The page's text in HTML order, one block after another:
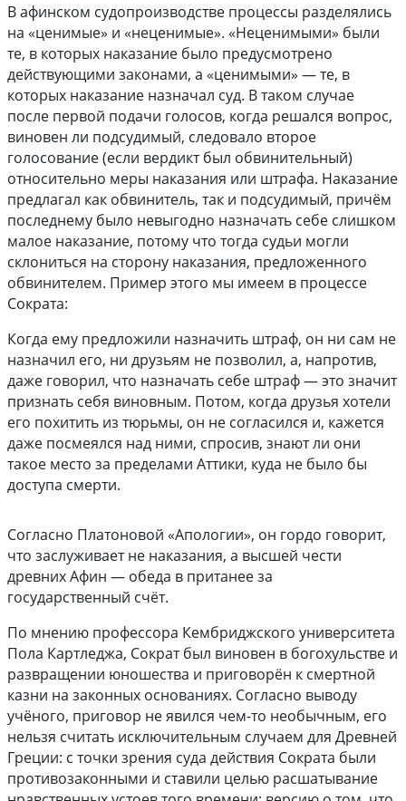
В афинском судопроизводстве процессы разделялись
на «ценимые» и «неценимые». «Неценимыми» были
те, в которых наказание было предусмотрено
действующими законами, а «ценимыми» — те, в
которых наказание назначал суд. В таком случае
после первой подачи голосов, когда решался вопрос,
виновен ли подсудимый, следовало второе
голосование (если вердикт был обвинительный)
относительно меры наказания или штрафа. Наказание
предлагал как обвинитель, так и подсудимый, причём
последнему было невыгодно назначать себе слишком
малое наказание, потому что тогда судьи могли
склониться на сторону наказания, предложенного
обвинителем. Пример этого мы имеем в процессе
Сократа:
Когда ему предложили назначить штраф, он ни сам не
назначил его, ни друзьям не позволил, а, напротив,
даже говорил, что назначать себе штраф — это значит
признать себя виновным. Потом, когда друзья хотели
его похитить из тюрьмы, он не согласился и, кажется
даже посмеялся над ними, спросив, знают ли они
такое место за пределами Аттики, куда не было бы
доступа смерти.
Согласно Платоновой «Апологии», он гордо говорит,
что заслуживает не наказания, а высшей чести
древних Афин — обеда в пританее за
государственный счёт.
По мнению профессора Кембриджского университета
Пола Картледжа, Сократ был виновен в богохульстве и
развращении юношества и приговорён к смертной
казни на законных основаниях. Согласно выводу
учёного, приговор не явился чем-то необычным, его
нельзя считать исключительным случаем для Древней
Греции: с точки зрения суда действия Сократа были
противозаконными и ставили целью расшатывание